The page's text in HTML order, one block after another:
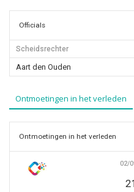
Officials
Scheidsrechter
Aart den Ouden
Ontmoetingen in het verleden
Ontmoetingen in het verleden
02/